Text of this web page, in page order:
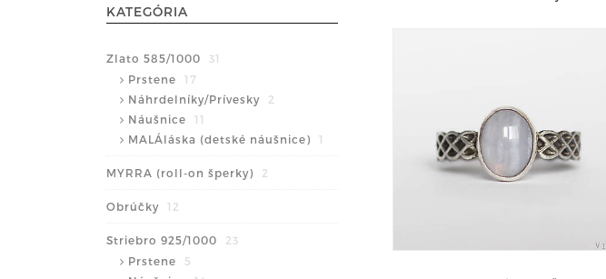
KATEGÓRIA
Zlato 585/1000
31
Prstene
17
Náhrdelníky/Prívesky
2
Náušnice
11
MALÁláska (detské náušnice)
1
MYRRA (roll-on šperky) 2
Obrúčky 12
Striebro 925/1000
23
Prstene
5